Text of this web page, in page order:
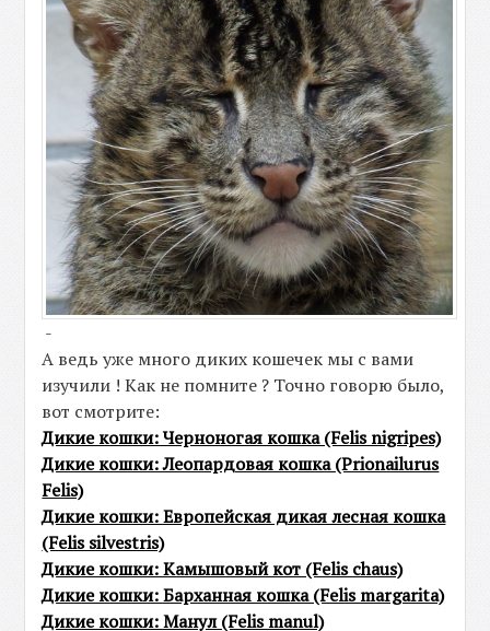
-
А ведь уже много диких кошечек мы с вами
изучили ! Как не помните ? Точно говорю было,
вот смотрите:
Дикие кошки: Черноногая кошка (Felis nigripes)
Дикие кошки: Леопардовая кошка (Prionailurus
Felis)
Дикие кошки: Европейская дикая лесная кошка
(Felis silvestris)
Дикие кошки: Камышовый кот (Felis chaus)
Дикие кошки: Барханная кошка (Felis margarita)
Дикие кошки: Манул (Felis manul)